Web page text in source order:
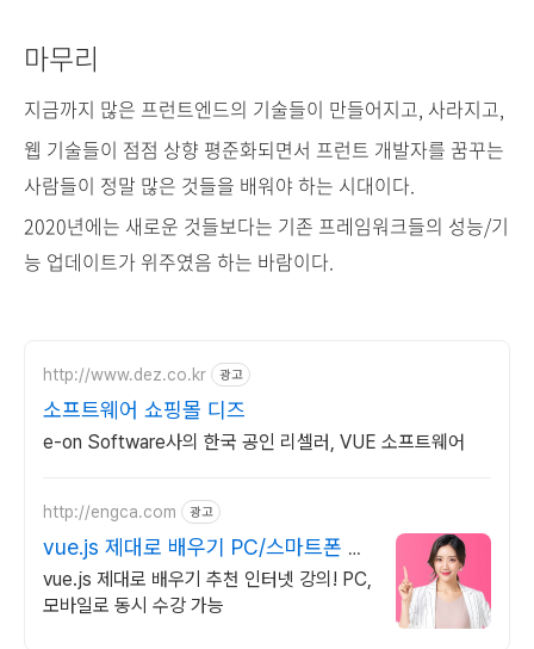
마무리
지금까지 많은 프런트엔드의 기술들이 만들어지고, 사라지고,
웹 기술들이 점점 상향 평준화되면서 프런트 개발자를 꿈꾸는
사람들이 정말 많은 것들을 배워야 하는 시대이다.
2020년에는 새로운 것들보다는 기존 프레임워크들의 성능/기
능 업데이트가 위주였음 하는 바람이다.
http://www.dez.co.kr 광고
소프트웨어 쇼핑몰 디즈
e-on Software사의 한국 공인 리셀러, VUE 소프트웨어
http://engca.com 광고
vue.js 제대로 배우기 PC/스마트폰 동
영상강의
vue.js 제대로 배우기 추천 인터넷 강의! PC,
모바일로 동시 수강 가능